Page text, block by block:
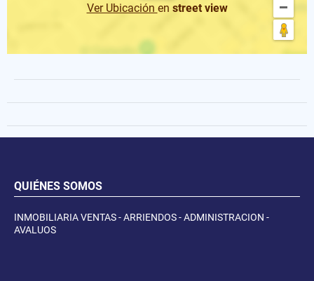
Ver Ubicación en street view
QUIÉNES SOMOS
INMOBILIARIA VENTAS - ARRIENDOS - ADMINISTRACION -
AVALUOS